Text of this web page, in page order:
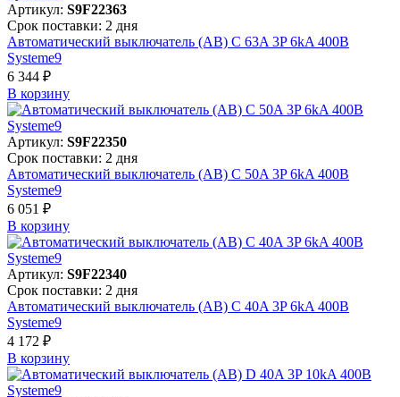
Артикул: S9F22363
Срок поставки: 2 дня
Автоматический выключатель (АВ) C 63A 3P 6kA 400В
Systeme9
6 344 ₽
В корзинy
Артикул: S9F22350
Срок поставки: 2 дня
Автоматический выключатель (АВ) C 50A 3P 6kA 400В
Systeme9
6 051 ₽
В корзинy
Артикул: S9F22340
Срок поставки: 2 дня
Автоматический выключатель (АВ) C 40A 3P 6kA 400В
Systeme9
4 172 ₽
В корзинy